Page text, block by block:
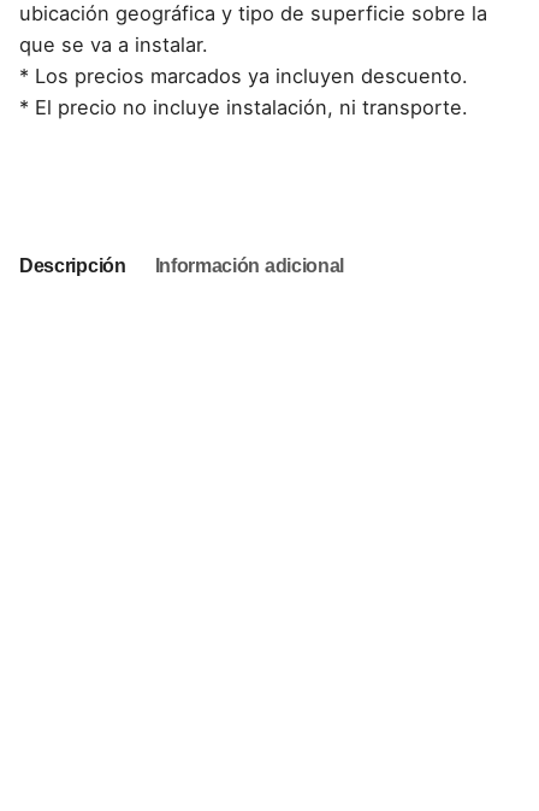
ubicación geográfica y tipo de superficie sobre la
que se va a instalar.
* Los precios marcados ya incluyen descuento.
* El precio no incluye instalación, ni transporte.
Descripción Información adicional